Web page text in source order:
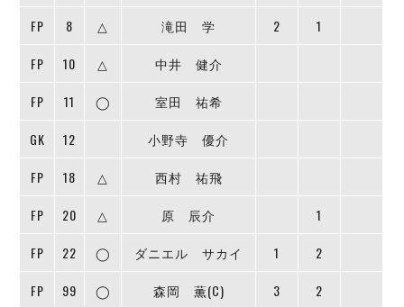
Y．S．C．C．横浜
アグレミーナ浜松
デウソン神戸
ミラクルスマイル新居浜
ハットトリック
エスポラーダ北海道
フウガドールすみだ
しながわシティ
ペスカドーラ町田
湘南ベルマーレ
02
FP
8 △ 滝田 学 2
1
FP
10 △
中井 健介
FP
11 ◯
室田 祐希
GK
12
小野寺 優介
FP
18 △
西村 祐飛
FP
20 △ 原 辰介
1
FP
22 ◯ ダニエル サカイ 1
2
FP
99 ◯ 森岡 薫(C) 3
2